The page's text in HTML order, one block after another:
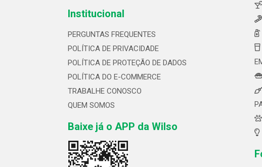
Institucional
PERGUNTAS FREQUENTES
POLÍTICA DE PRIVACIDADE
POLÍTICA DE PROTEÇÃO DE DADOS
POLÍTICA DO E-COMMERCE
TRABALHE CONOSCO
QUEM SOMOS
Baixe já o APP da Wilso